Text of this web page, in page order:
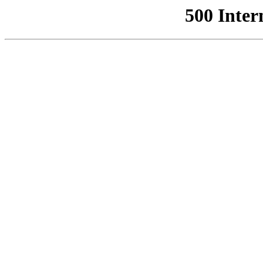
500